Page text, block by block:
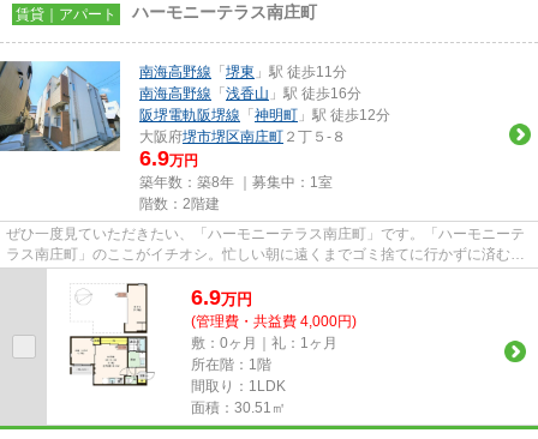
賃貸｜アパート ハーモニーテラス南庄町
南海高野線 「 堺東 」駅 徒歩11分
南海高野線 「 浅香山 」駅 徒歩16分
阪堺電軌阪堺線 「 神明町 」駅 徒歩12分
大阪府堺市堺区南庄町 ２丁５-８
6.9万円
築年数：築8年 ｜募集中： 1室
階数：2階建
ぜひ一度見ていただきたい、「ハーモニーテラス南庄町」です。「ハーモニーテ
ラス南庄町」のここがイチオシ。忙しい朝に遠くまでゴミ捨てに行かずに済むよ
6.9万円
(管理費・共益費 4,000円)
敷：0ヶ月｜礼：1ヶ月
所在階：1階
間取り：1LDK
面積：30.51㎡